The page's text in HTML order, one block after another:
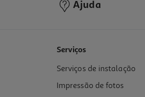
Ajuda
Serviços
Serviços de instalação
Impressão de fotos